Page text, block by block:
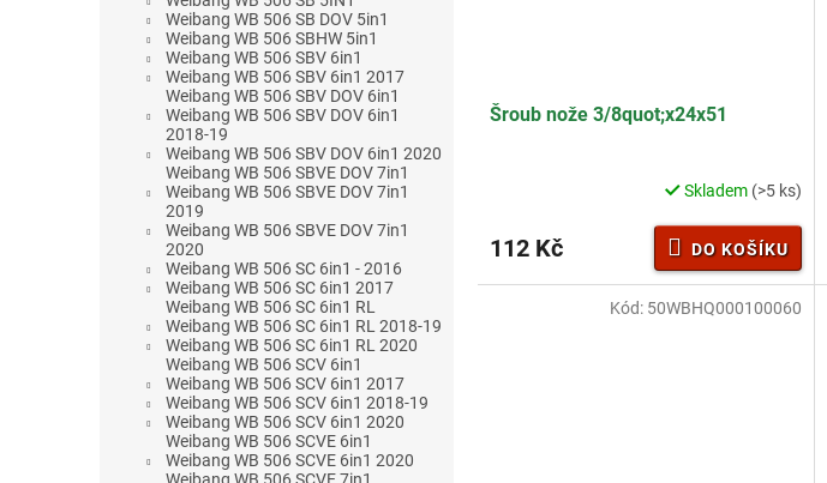
Weibang WB 506 SB DOV 5in1
Weibang WB 506 SBHW 5in1
Weibang WB 506 SBV 6in1
Weibang WB 506 SBV 6in1 2017
Weibang WB 506 SBV DOV 6in1
Weibang WB 506 SBV DOV 6in1
2018-19
Weibang WB 506 SBV DOV 6in1 2020
Weibang WB 506 SBVE DOV 7in1
Weibang WB 506 SBVE DOV 7in1
2019
Weibang WB 506 SBVE DOV 7in1
2020
Weibang WB 506 SC 6in1 - 2016
Weibang WB 506 SC 6in1 2017
Weibang WB 506 SC 6in1 RL
Weibang WB 506 SC 6in1 RL 2018-19
Weibang WB 506 SC 6in1 RL 2020
Weibang WB 506 SCV 6in1
Weibang WB 506 SCV 6in1 2017
Weibang WB 506 SCV 6in1 2018-19
Weibang WB 506 SCV 6in1 2020
Weibang WB 506 SCVE 6in1
Weibang WB 506 SCVE 6in1 2020
Weibang WB 506 SCVE 7in1
Šroub nože 3/8quot;x24x51
Skladem (>5 ks)
112 Kč DO KOŠÍKU
Kód: 50WBHQ000100060